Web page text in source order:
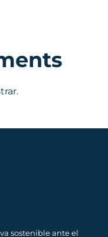
sostenible ante el